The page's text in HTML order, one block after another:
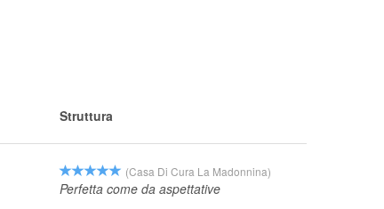
Struttura
(Casa Di Cura La Madonnina)
Perfetta come da aspettative